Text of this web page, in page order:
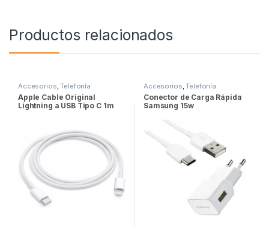
Productos relacionados
Accesorios,Telefonía
Apple Cable Original
Lightning a USB Tipo C 1m
Accesorios,Telefonía
Conector de Carga Rápida
Samsung 15w